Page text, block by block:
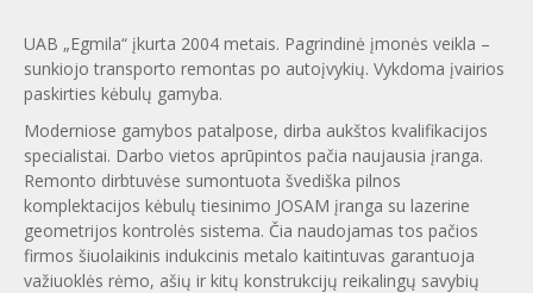
UAB „Egmila“ įkurta 2004 metais. Pagrindinė įmonės veikla –
sunkiojo transporto remontas po autoįvykių. Vykdoma įvairios
paskirties kėbulų gamyba.
Moderniose gamybos patalpose, dirba aukštos kvalifikacijos
specialistai. Darbo vietos aprūpintos pačia naujausia įranga.
Remonto dirbtuvėse sumontuota švediška pilnos
komplektacijos kėbulų tiesinimo JOSAM įranga su lazerine
geometrijos kontrolės sistema. Čia naudojamas tos pačios
firmos šiuolaikinis indukcinis metalo kaitintuvas garantuoja
važiuoklės rėmo, ašių ir kitų konstrukcijų reikalingų savybių